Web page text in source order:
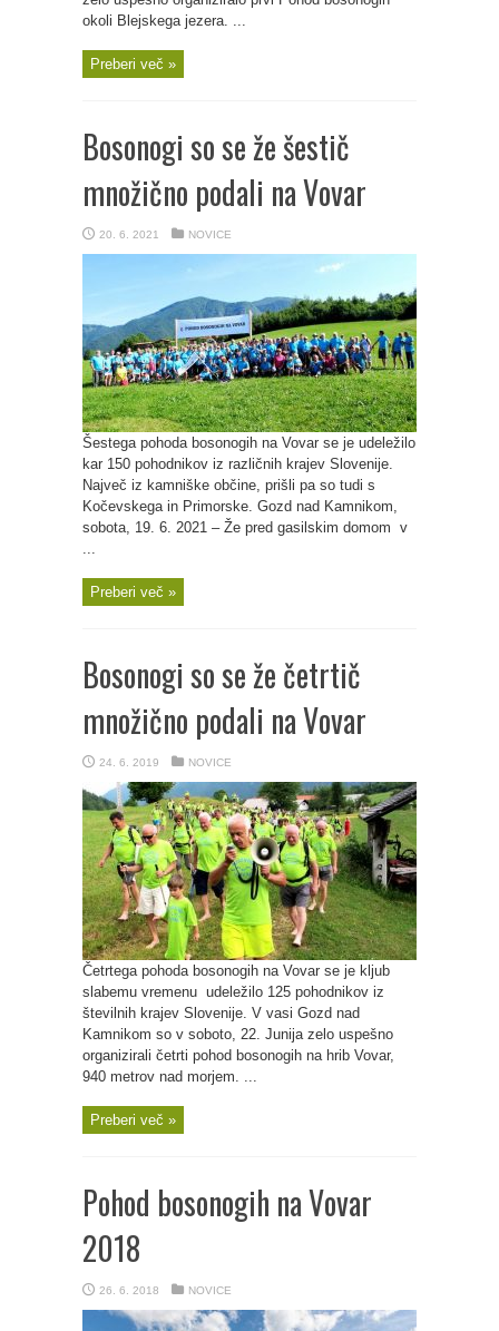
okoli Blejskega jezera. ...
Preberi več »
Bosonogi so se že šestič
množično podali na Vovar
20. 6. 2021 NOVICE
Šestega pohoda bosonogih na Vovar se je udeležilo
kar 150 pohodnikov iz različnih krajev Slovenije.
Največ iz kamniške občine, prišli pa so tudi s
Kočevskega in Primorske. Gozd nad Kamnikom,
sobota, 19. 6. 2021 – Že pred gasilskim domom v
...
Preberi več »
Bosonogi so se že četrtič
množično podali na Vovar
24. 6. 2019 NOVICE
Četrtega pohoda bosonogih na Vovar se je kljub
slabemu vremenu udeležilo 125 pohodnikov iz
številnih krajev Slovenije. V vasi Gozd nad
Kamnikom so v soboto, 22. Junija zelo uspešno
organizirali četrti pohod bosonogih na hrib Vovar,
940 metrov nad morjem. ...
Preberi več »
Pohod bosonogih na Vovar
2018
26. 6. 2018 NOVICE